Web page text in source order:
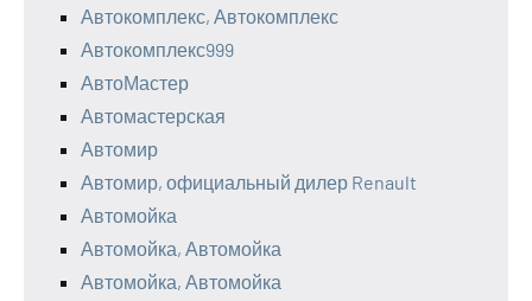
Автокомплекс, Автокомплекс
Автокомплекс999
АвтоМастер
Автомастерская
Автомир
Автомир, официальный дилер Renault
Автомойка
Автомойка, Автомойка
Автомойка, Автомойка